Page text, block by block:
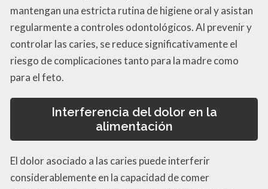
mantengan una estricta rutina de higiene oral y asistan
regularmente a controles odontológicos. Al prevenir y
controlar las caries, se reduce significativamente el
riesgo de complicaciones tanto para la madre como
para el feto.
Interferencia del dolor en la
alimentación
El dolor asociado a las caries puede interferir
considerablemente en la capacidad de comer